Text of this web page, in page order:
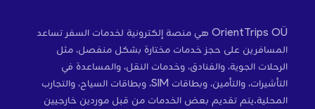
OrientTrips OÜ هي منصة إلكترونية لخدمات السفر تساعد
المسافرين على حجز خدمات مختارة بشكل منفصل، مثل
الرحلات الجوية، والفنادق، وخدمات النقل، والمساعدة في
التأشيرات، والتأمين، وبطاقات SIM، وبطاقات السياح، والتجارب
المحلية.يتم تقديم بعض الخدمات من قبل موردين خارجيين